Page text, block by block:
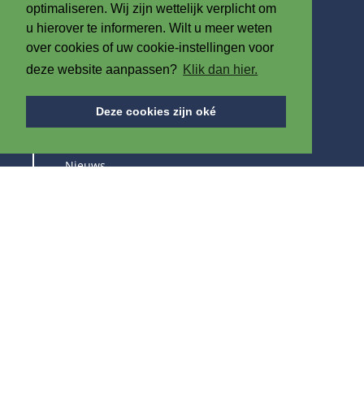
optimaliseren. Wij zijn wettelijk verplicht om
u hierover te informeren. Wilt u meer weten
over cookies of uw cookie-instellingen voor
deze website aanpassen? Klik dan hier.
Deze cookies zijn oké
F +32 (0)56 61 08 85
info@iplast.be
OVER ONS
Nieuws